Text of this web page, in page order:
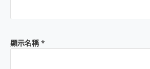
顯示名稱*